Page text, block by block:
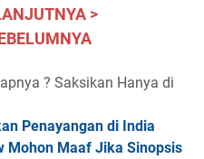
>
? Saksikan Hanya di
Penayangan di India
Mohon Maaf Jika Sinopsis